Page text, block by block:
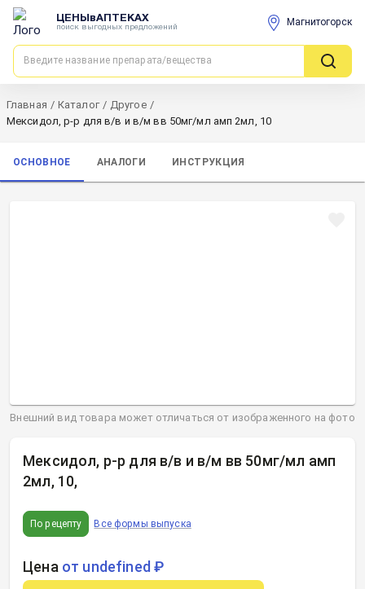
ЦЕНЫвАПТЕКАХ
поиск выгодных предложений Магнитогорск
Главная / Каталог / Другое /
Мексидол, р-р для в/в и в/м вв 50мг/мл амп 2мл, 10
ОСНОВНОЕ АНАЛОГИ ИНСТРУКЦИЯ
Мексидол, р-р для в/в и в/м вв 50мг/мл амп
2мл, 10,
По рецепту Все формы выпуска
Цена от undefined ₽
Внешний вид товара может отличаться от изображенного на фото